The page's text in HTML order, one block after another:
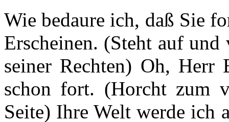
Wie bedaure ich, daß Sie
Erscheinen. (Steht auf
seiner Rechten) Oh, Herr
schon fort. (Horcht zum
Seite) Ihre Welt werde ich